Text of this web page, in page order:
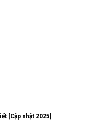
[Cập nhật 2025]